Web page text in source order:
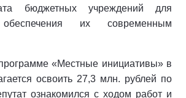
бюджетных учреждений для
их современным
«Местные инициативы» в
освоить 27,3 млн. рублей по
ознакомился с ходом работ и